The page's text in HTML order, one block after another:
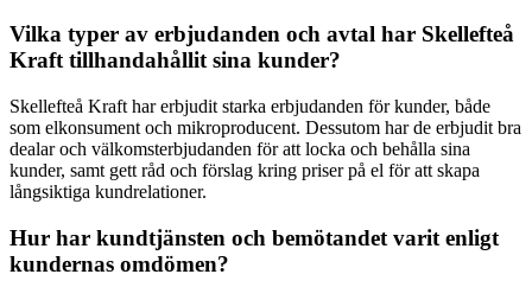
Vilka typer av erbjudanden och avtal har Skellefteå
Kraft tillhandahållit sina kunder?
Skellefteå Kraft har erbjudit starka erbjudanden för kunder, både
som elkonsument och mikroproducent. Dessutom har de erbjudit bra
dealar och välkomsterbjudanden för att locka och behålla sina
kunder, samt gett råd och förslag kring priser på el för att skapa
långsiktiga kundrelationer.
Hur har kundtjänsten och bemötandet varit enligt
kundernas omdömen?